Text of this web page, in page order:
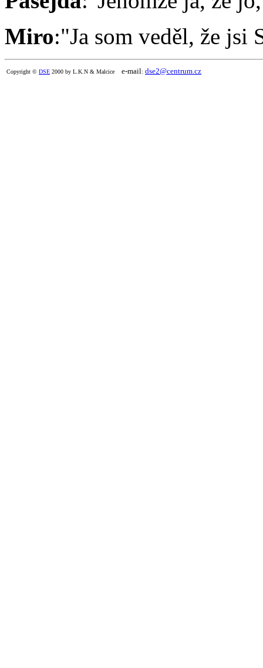
Miro:"Ja som veděl, že jsi
Copyright © DSE 2000 by L.K.N & Malcice e-mail: dse2@centrum.cz